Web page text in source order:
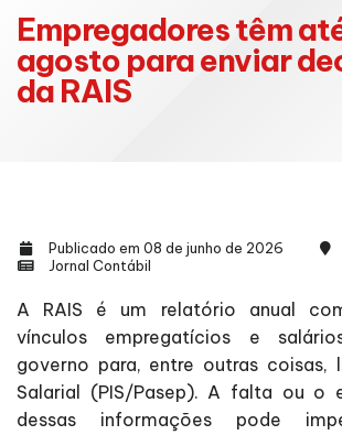
Empregadores têm
agosto para enviar
da RAIS
Publicado em 08 de junho de 2026
Jornal Contábil
A RAIS é um relatório anual
vínculos empregatícios e
governo para, entre outras coisas,
Salarial (PIS/Pasep). A falta ou o
dessas informações pode